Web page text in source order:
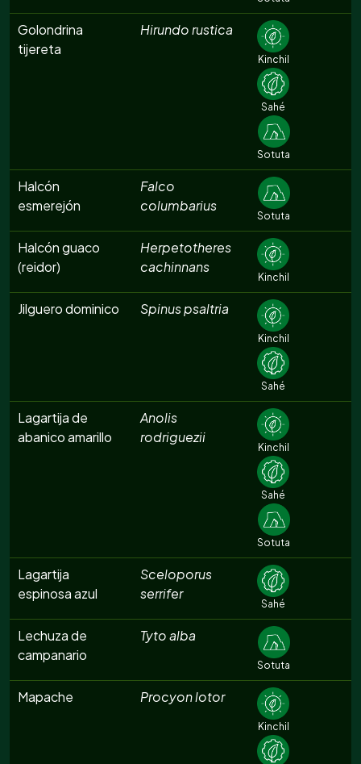
Golondrina
tijereta
Hirundo rustica
Kinchil
Sahé
Sotuta
Halcón
esmerejón
Falco
columbarius
Sotuta
Halcón guaco
(reidor)
Herpetotheres
cachinnans
Kinchil
Jilguero dominico Spinus psaltria
Kinchil
Sahé
Lagartija de
abanico amarillo
Anolis
rodriguezii
Kinchil
Sahé
Sotuta
Lagartija
espinosa azul
Sceloporus
serrifer
Sahé
Lechuza de
campanario
Tyto alba
Sotuta
Mapache Procyon lotor
Kinchil